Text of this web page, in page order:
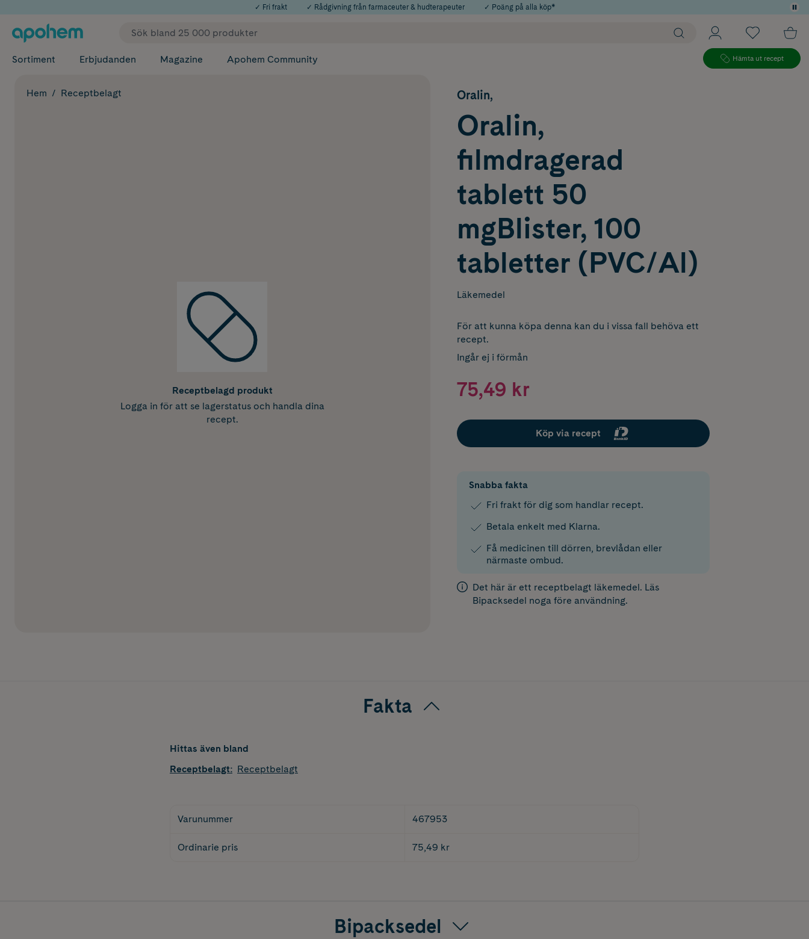
✓ Fri frakt ✓ Rådgivning från farmaceuter & hudterapeuter ✓ Poäng på alla köp*
Sortiment Erbjudanden Magazine Apohem Community Hämta ut recept
Hem Receptbelagt
Receptbelagd produkt
Logga in för att se lagerstatus och handla dina
recept.
Oralin,
Oralin,
filmdragerad
tablett 50
mgBlister, 100
tabletter (PVC/Al)
Läkemedel
För att kunna köpa denna kan du i vissa fall behöva ett
recept.
Ingår ej i förmån
75,49 kr
Köp via recept
Snabba fakta
Fri frakt för dig som handlar recept.
Betala enkelt med Klarna.
Få medicinen till dörren, brevlådan eller
närmaste ombud.
Det här är ett receptbelagt läkemedel. Läs
Bipacksedel noga före användning.
Fakta
Hittas även bland
Receptbelagt: Receptbelagt
Varunummer 467953
Ordinarie pris 75,49 kr
Bipacksedel